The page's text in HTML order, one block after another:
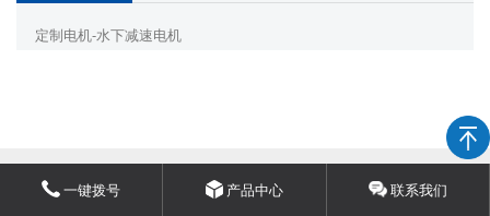
定制电机-水下减速电机
一键拨号 产品中心 联系我们